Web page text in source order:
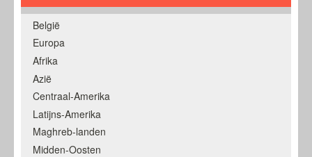
België
Europa
Afrika
Azië
Centraal-Amerika
Latijns-Amerika
Maghreb-landen
Midden-Oosten